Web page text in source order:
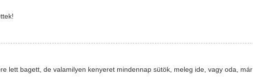
lett bagett, de valamilyen kenyeret mindennap sütök, meleg ide, vagy oda, már